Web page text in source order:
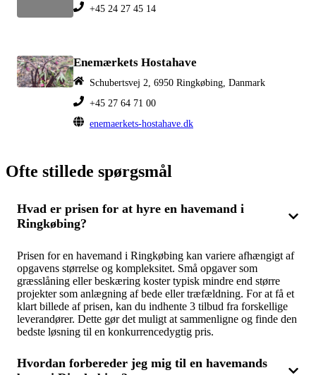
+45 24 27 45 14
Enemærkets Hostahave
Schubertsvej 2, 6950 Ringkøbing, Danmark
+45 27 64 71 00
enemaerkets-hostahave.dk
Ofte stillede spørgsmål
Hvad er prisen for at hyre en havemand i
Ringkøbing?
Prisen for en havemand i Ringkøbing kan variere afhængigt af
opgavens størrelse og kompleksitet. Små opgaver som
græsslåning eller beskæring koster typisk mindre end større
projekter som anlægning af bede eller træfældning. For at få et
klart billede af prisen, kan du indhente 3 tilbud fra forskellige
leverandører. Dette gør det muligt at sammenligne og finde den
bedste løsning til en konkurrencedygtig pris.
Hvordan forbereder jeg mig til en havemands